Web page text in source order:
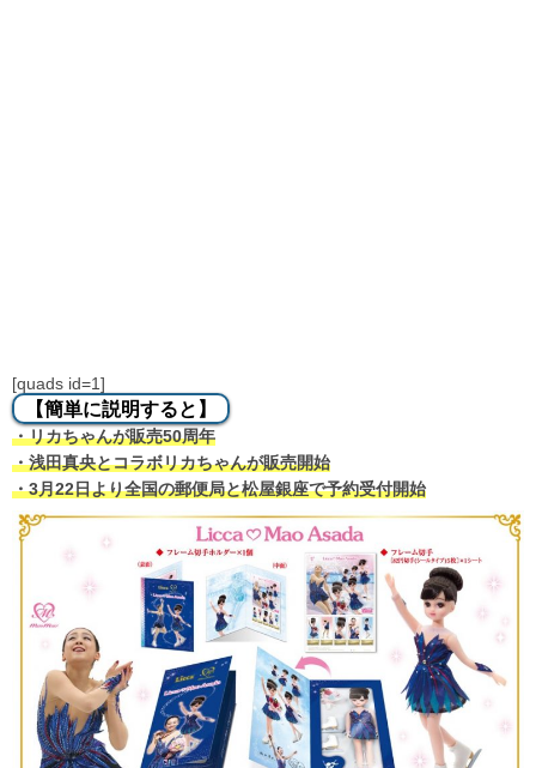
[quads id=1]
【簡単に説明すると】
・リカちゃんが販売50周年
・浅田真央とコラボリカちゃんが販売開始
・3月22日より全国の郵便局と松屋銀座で予約受付開始